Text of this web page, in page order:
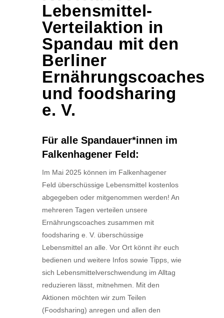
Lebensmittel-
Verteilaktion in
Spandau mit den
Berliner
Ernährungscoaches
und foodsharing
e. V.
Für alle Spandauer*innen im
Falkenhagener Feld:
Im Mai 2025 können im Falkenhagener
Feld überschüssige Lebensmittel kostenlos
abgegeben oder mitgenommen werden! An
mehreren Tagen verteilen unsere
Ernährungscoaches zusammen mit
foodsharing e. V. überschüssige
Lebensmittel an alle. Vor Ort könnt ihr euch
bedienen und weitere Infos sowie Tipps, wie
sich Lebensmittelverschwendung im Alltag
reduzieren lässt, mitnehmen. Mit den
Aktionen möchten wir zum Teilen
(Foodsharing) anregen und allen den